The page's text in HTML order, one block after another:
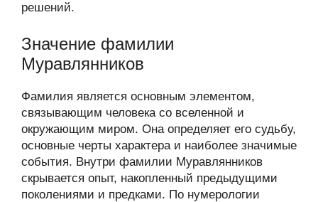
решений.
Значение фамилии
Муравлянников
Фамилия является основным элементом,
связывающим человека со вселенной и
окружающим миром. Она определяет его судьбу,
основные черты характера и наиболее значимые
события. Внутри фамилии Муравлянников
скрывается опыт, накопленный предыдущими
поколениями и предками. По нумерологии